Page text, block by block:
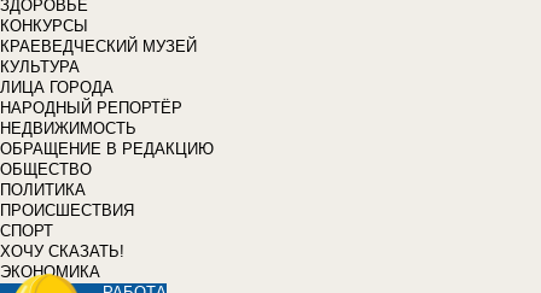
ЗДОРОВЬЕ
КОНКУРСЫ
КРАЕВЕДЧЕСКИЙ МУЗЕЙ
КУЛЬТУРА
ЛИЦА ГОРОДА
НАРОДНЫЙ РЕПОРТЁР
НЕДВИЖИМОСТЬ
ОБРАЩЕНИЕ В РЕДАКЦИЮ
ОБЩЕСТВО
ПОЛИТИКА
ПРОИСШЕСТВИЯ
СПОРТ
ХОЧУ СКАЗАТЬ!
ЭКОНОМИКА